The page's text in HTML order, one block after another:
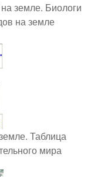
земле. Биологи
на земле
Таблица
мира